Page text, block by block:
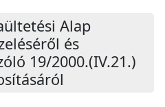
Alap
és
19/2000.(IV.21.)